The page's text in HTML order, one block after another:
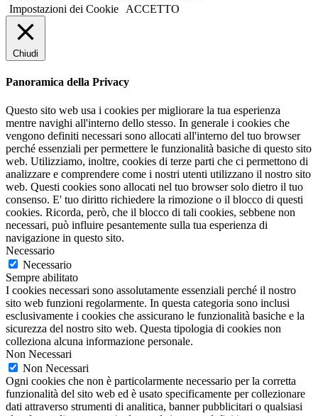
Impostazioni dei Cookie
ACCETTO
Chiudi
Panoramica della Privacy
Questo sito web usa i cookies per migliorare la tua esperienza
mentre navighi all'interno dello stesso. In generale i cookies che
vengono definiti necessari sono allocati all'interno del tuo browser
perché essenziali per permettere le funzionalità basiche di questo sito
web. Utilizziamo, inoltre, cookies di terze parti che ci permettono di
analizzare e comprendere come i nostri utenti utilizzano il nostro sito
web. Questi cookies sono allocati nel tuo browser solo dietro il tuo
consenso. E' tuo diritto richiedere la rimozione o il blocco di questi
cookies. Ricorda, però, che il blocco di tali cookies, sebbene non
necessari, può influire pesantemente sulla tua esperienza di
navigazione in questo sito.
Necessario
Necessario
Sempre abilitato
I cookies necessari sono assolutamente essenziali perché il nostro
sito web funzioni regolarmente. In questa categoria sono inclusi
esclusivamente i cookies che assicurano le funzionalità basiche e la
sicurezza del nostro sito web. Questa tipologia di cookies non
colleziona alcuna informazione personale.
Non Necessari
Non Necessari
Ogni cookies che non è particolarmente necessario per la corretta
funzionalità del sito web ed è usato specificamente per collezionare
dati attraverso strumenti di analitica, banner pubblicitari o qualsiasi